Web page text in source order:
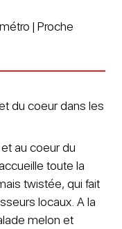
| Proche
du coeur dans les
au coeur du
toute la
twistée, qui fait
locaux. A la
melon et